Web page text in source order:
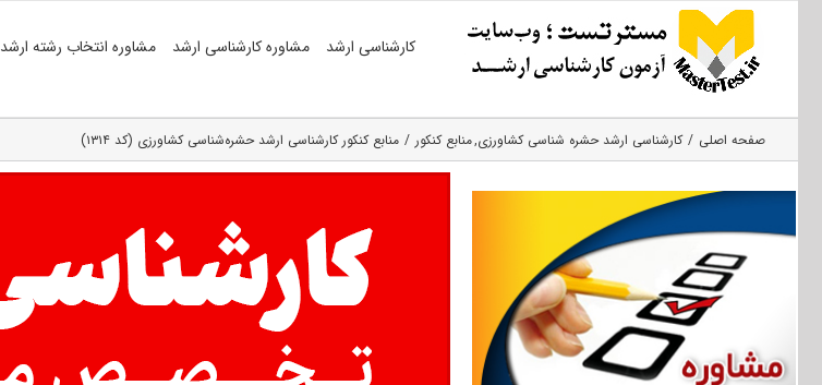
کارشناسی ارشد مشاوره کارشناسی ارشد مشاوره انتخاب رشته ارشد
صفحه اصلی کارشناسی ارشد حشره‌ شناسی کشاورزی منابع کنکور منابع کنکور کارشناسی ارشد حشره‌شناسی کشاورزی (کد ۱۳۱۴)